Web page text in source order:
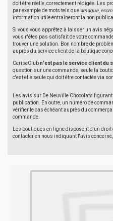
doit être réelle, correctement rédigée. Les
par exemple de mots tels que arnaque,
information utile entraîneront la non
Si vous vous apprêtez à laisser un avis
vous n'êtes pas satisfait de votre
trouver une solution. Bon nombre de
auprès du service client de la boutique
CeriseClubn'est pas le service client du
question sur une commande, seule la
c'est elle seule qui doit être contactée via
Les avis sur De Neuville Chocolats
publication. En outre, un numéro de
vérifier le cas échéant auprès du
commande.
Les boutiques en ligne disposent d'un
contacter en nous indiquant l'avis